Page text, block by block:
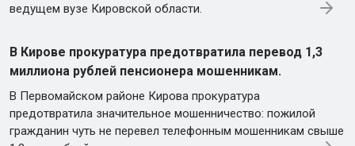
ведущем вузе Кировской области.
В Кирове прокуратура предотвратила перевод 1,3
миллиона рублей пенсионера мошенникам.
В Первомайском районе Кирова прокуратура
предотвратила значительное мошенничество: пожилой
гражданин чуть не перевел телефонным мошенникам свыше